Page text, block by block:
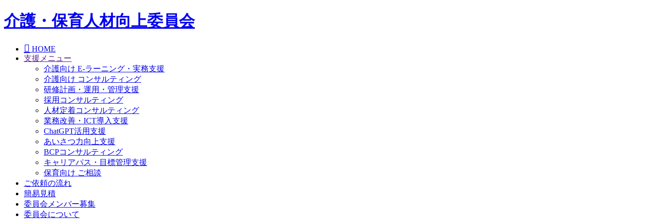
介護・保育人材向上委員会
HOME
支援メニュー
介護向け E-ラーニング・実務支援
介護向け コンサルティング
研修計画・運用・管理支援
採用コンサルティング
人材定着コンサルティング
業務改善・ICT導入支援
ChatGPT活用支援
あいさつ力向上支援
BCPコンサルティング
キャリアパス・目標管理支援
保育向け ご相談
ご依頼の流れ
簡易見積
委員会メンバー募集
委員会について